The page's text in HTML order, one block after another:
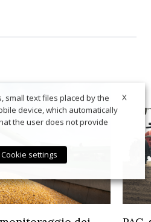
X
small text files placed by the
device, which automatically
the user does not provide
Cookie settings